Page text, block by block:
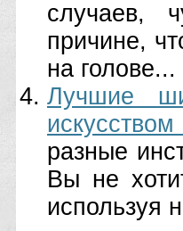
случаев,
причине,
на голове...
Лучшие
разные
Вы не
используя